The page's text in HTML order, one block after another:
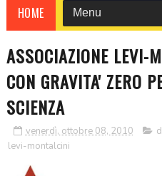
HOME
ASSOCIAZIONE LEVI-
CON GRAVITA' ZERO
SCIENZA
venerdì, ottobre 08, 2010
levi-montalcini